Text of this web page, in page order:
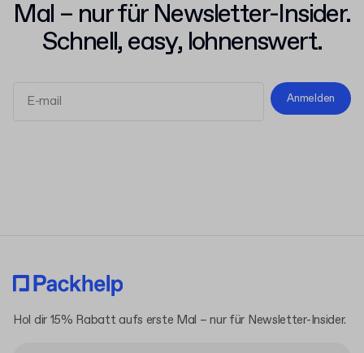
Mal – nur für Newsletter-Insider.
Schnell, easy, lohnenswert.
Anmelden
Hol dir 15% Rabatt aufs erste Mal – nur für Newsletter-Insider.